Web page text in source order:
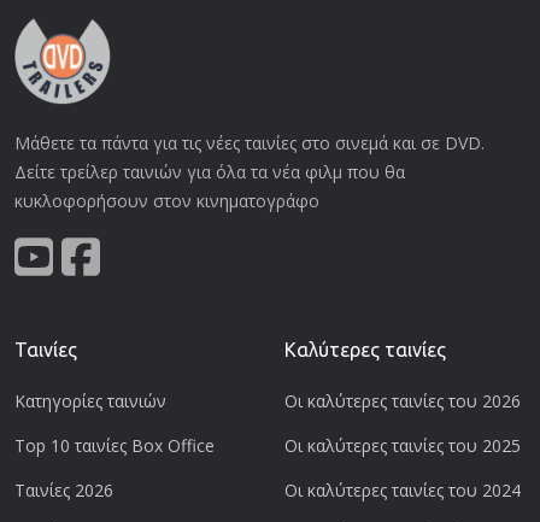
Μάθετε τα πάντα για τις νέες ταινίες στο σινεμά και σε DVD.
Δείτε τρείλερ ταινιών για όλα τα νέα φιλμ που θα
κυκλοφορήσουν στον κινηματογράφο
Ταινίες
Κατηγορίες ταινιών
Top 10 ταινίες Box Office
Ταινίες 2026
Καλύτερες ταινίες
Οι καλύτερες ταινίες του 2026
Οι καλύτερες ταινίες του 2025
Οι καλύτερες ταινίες του 2024